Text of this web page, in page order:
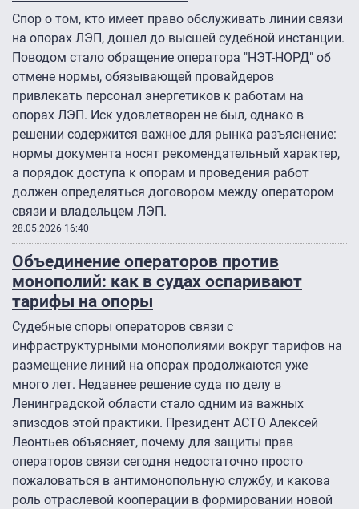
Спор о том, кто имеет право обслуживать линии связи
на опорах ЛЭП, дошел до высшей судебной инстанции.
Поводом стало обращение оператора "НЭТ-НОРД" об
отмене нормы, обязывающей провайдеров
привлекать персонал энергетиков к работам на
опорах ЛЭП. Иск удовлетворен не был, однако в
решении содержится важное для рынка разъяснение:
нормы документа носят рекомендательный характер,
а порядок доступа к опорам и проведения работ
должен определяться договором между оператором
связи и владельцем ЛЭП.
28.05.2026 16:40
Объединение операторов против
монополий: как в судах оспаривают
тарифы на опоры
Судебные споры операторов связи с
инфраструктурными монополиями вокруг тарифов на
размещение линий на опорах продолжаются уже
много лет. Недавнее решение суда по делу в
Ленинградской области стало одним из важных
эпизодов этой практики. Президент АСТО Алексей
Леонтьев объясняет, почему для защиты прав
операторов связи сегодня недостаточно просто
пожаловаться в антимонопольную службу, и какова
роль отраслевой кооперации в формировании новой